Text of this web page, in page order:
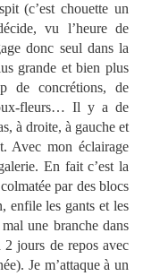
(c’est chouette un
vu l’heure de
donc seul dans la
grande et bien plus
de concrétions, de
fleurs… Il y a de
à droite, à gauche et
Avec mon éclairage
En fait c’est la
par des blocs
enfile les gants et les
une branche dans
2 jours de repos avec
Je m’attaque à un